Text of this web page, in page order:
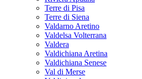
Terre di Pisa
Terre di Siena
Valdarno Aretino
Valdelsa Volterrana
Valdera
Valdichiana Aretina
Valdichiana Senese
Val di Merse